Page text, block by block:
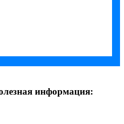
информация: